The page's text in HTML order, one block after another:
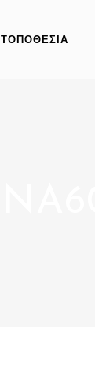
ΤΟΠΟΘΕΣΙΑ